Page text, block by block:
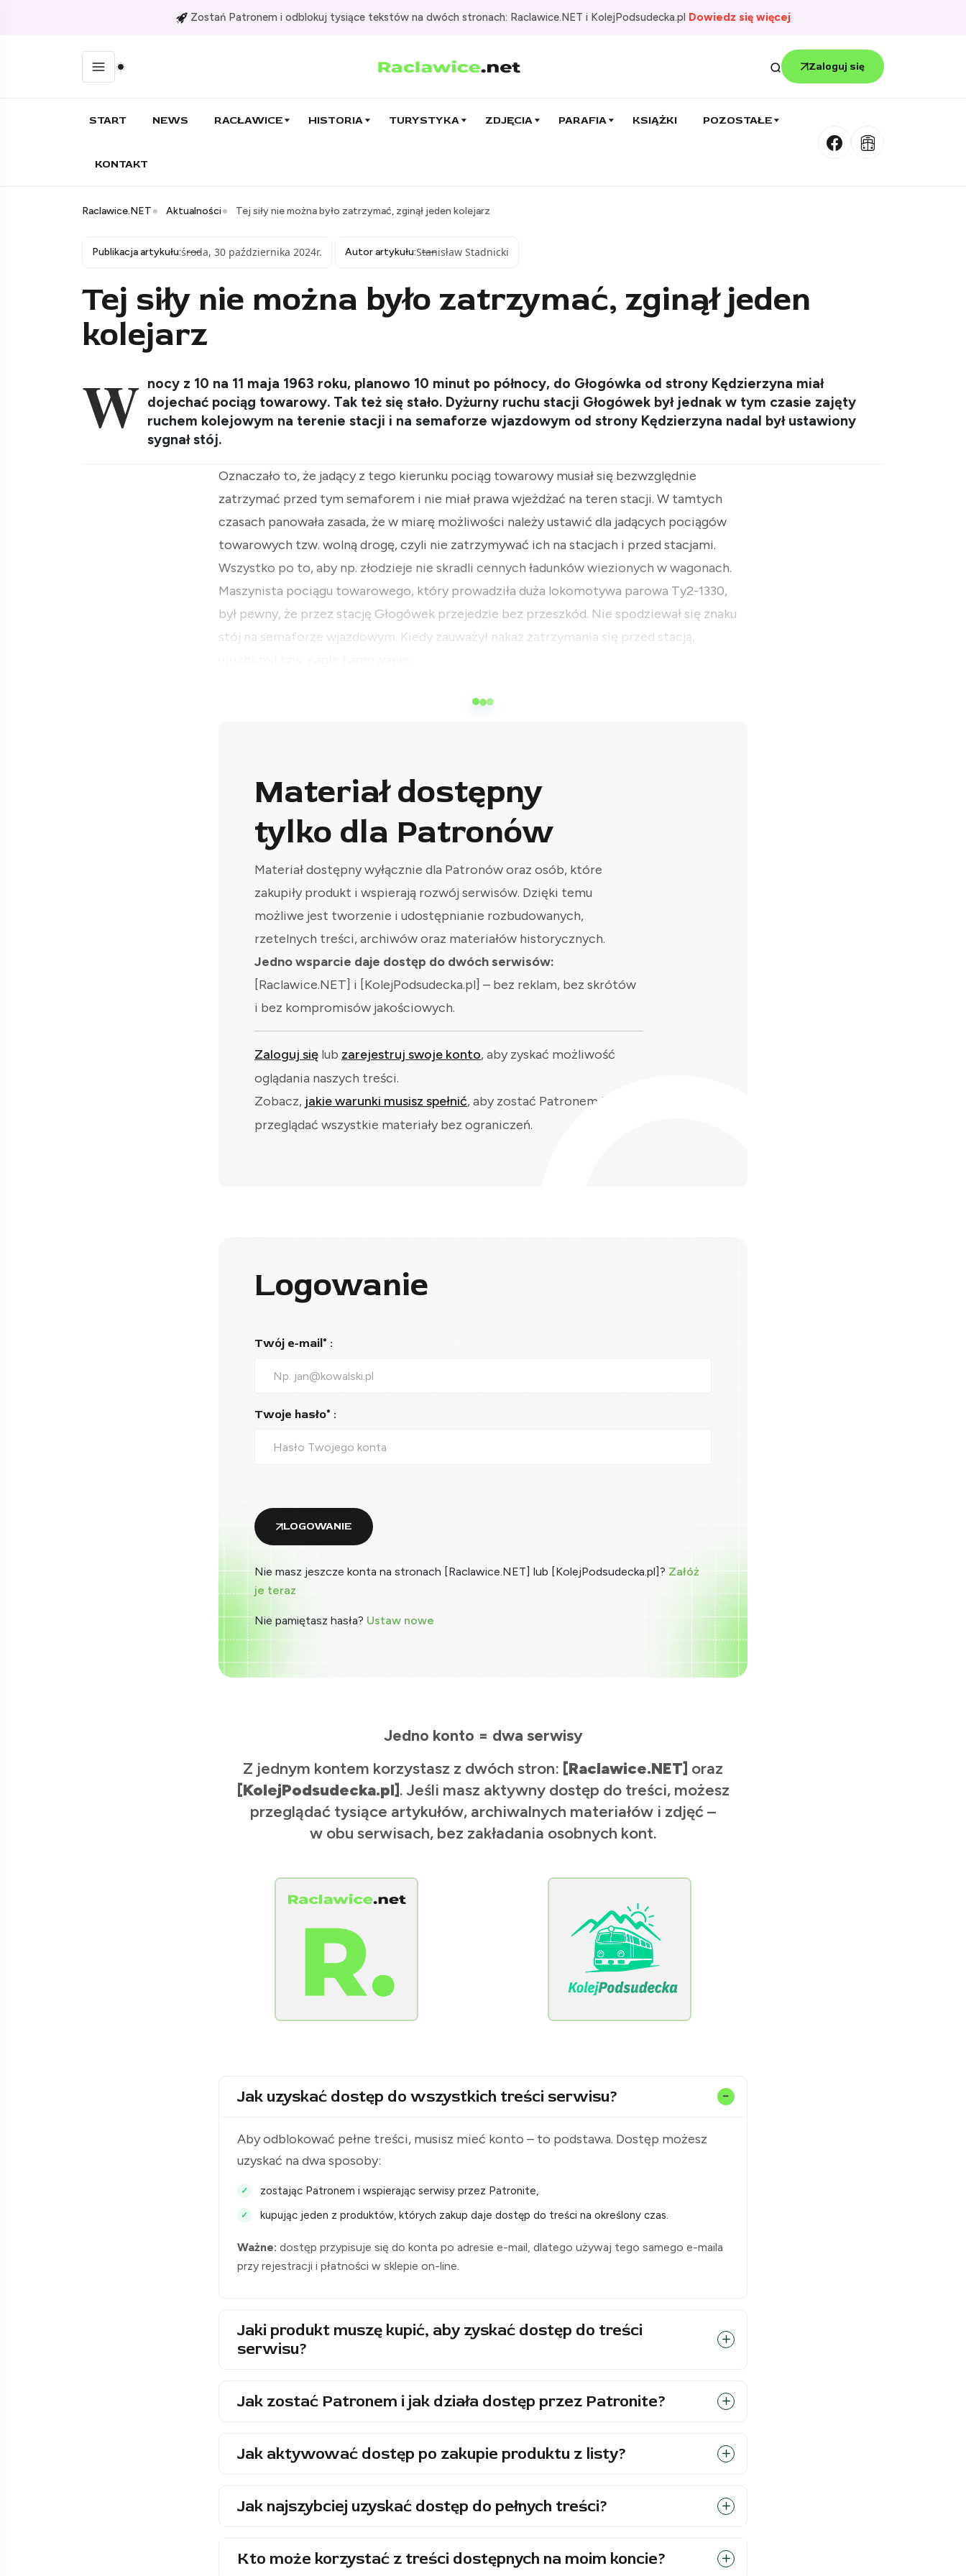
Zostań Patronem i odblokuj tysiące tekstów na dwóch stronach: Raclawice.NET i KolejPodsudecka.pl Dowiedz się więcej
Zaloguj się
START NEWS RACŁAWICE HISTORIA TURYSTYKA ZDJĘCIA PARAFIA KSIĄŻKI POZOSTAŁE
KONTAKT
Raclawice.NET Aktualności Tej siły nie można było zatrzymać, zginął jeden kolejarz
Publikacja artykułu:środa, 30 października 2024r. Autor artykułu:Stanisław Stadnicki
Tej siły nie można było zatrzymać, zginął jeden
kolejarz
W nocy z 10 na 11 maja 1963 roku, planowo 10 minut po północy, do Głogówka od strony Kędzierzyna miał
dojechać pociąg towarowy. Tak też się stało. Dyżurny ruchu stacji Głogówek był jednak w tym czasie zajęty
ruchem kolejowym na terenie stacji i na semaforze wjazdowym od strony Kędzierzyna nadal był ustawiony
sygnał stój.
Oznaczało to, że jadący z tego kierunku pociąg towarowy musiał się bezwzględnie
zatrzymać przed tym semaforem i nie miał prawa wjeżdżać na teren stacji. W tamtych
czasach panowała zasada, że w miarę możliwości należy ustawić dla jadących pociągów
towarowych tzw. wolną drogę, czyli nie zatrzymywać ich na stacjach i przed stacjami.
Wszystko po to, aby np. złodzieje nie skradli cennych ładunków wiezionych w wagonach.
Maszynista pociągu towarowego, który prowadziła duża lokomotywa parowa Ty2-1330,
był pewny, że przez stację Głogówek przejedzie bez przeszkód. Nie spodziewał się znaku
stój na semaforze wjazdowym. Kiedy zauważył nakaz zatrzymania się przed stacją,
Materiał dostępny
tylko dla Patronów
Materiał dostępny wyłącznie dla Patronów oraz osób, które
zakupiły produkt i wspierają rozwój serwisów. Dzięki temu
możliwe jest tworzenie i udostępnianie rozbudowanych,
rzetelnych treści, archiwów oraz materiałów historycznych.
Jedno wsparcie daje dostęp do dwóch serwisów:
[Raclawice.NET] i [KolejPodsudecka.pl] – bez reklam, bez skrótów
i bez kompromisów jakościowych.
Zaloguj się lub zarejestruj swoje konto, aby zyskać możliwość
oglądania naszych treści.
Zobacz, jakie warunki musisz spełnić, aby zostać Patronem i
przeglądać wszystkie materiały bez ograniczeń.
Logowanie
Twój e-mail* :
Twoje hasło* :
LOGOWANIE
Nie masz jeszcze konta na stronach [Raclawice.NET] lub [KolejPodsudecka.pl]? Załóż
je teraz
Nie pamiętasz hasła? Ustaw nowe
Jedno konto = dwa serwisy
Z jednym kontem korzystasz z dwóch stron: [Raclawice.NET] oraz
[KolejPodsudecka.pl]. Jeśli masz aktywny dostęp do treści, możesz
przeglądać tysiące artykułów, archiwalnych materiałów i zdjęć –
w obu serwisach, bez zakładania osobnych kont.
Jak uzyskać dostęp do wszystkich treści serwisu?
Aby odblokować pełne treści, musisz mieć konto – to podstawa. Dostęp możesz
uzyskać na dwa sposoby:
zostając Patronem i wspierając serwisy przez Patronite,
kupując jeden z produktów, których zakup daje dostęp do treści na określony czas.
Ważne: dostęp przypisuje się do konta po adresie e-mail, dlatego używaj tego samego e-maila
przy rejestracji i płatności w sklepie on-line.
Jaki produkt muszę kupić, aby zyskać dostęp do treści
serwisu?
Jak zostać Patronem i jak działa dostęp przez Patronite?
Jak aktywować dostęp po zakupie produktu z listy?
Jak najszybciej uzyskać dostęp do pełnych treści?
Kto może korzystać z treści dostępnych na moim koncie?